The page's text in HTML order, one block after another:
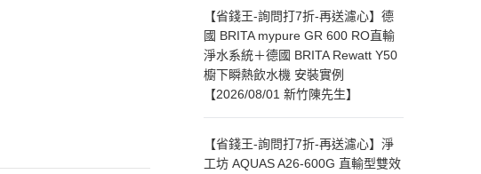
【省錢王-詢問打7折-再送濾心】德
國 BRITA mypure GR 600 RO直輸
淨水系統＋德國 BRITA Rewatt Y50
櫥下瞬熱飲水機 安裝實例
【2026/08/01 新竹陳先生】
【省錢王-詢問打7折-再送濾心】淨
工坊 AQUAS A26-600G 直輸型雙效